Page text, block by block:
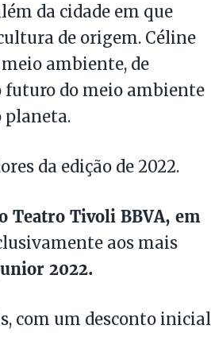
da cidade em que
de origem. Céline
ambiente, de
do meio ambiente
planeta.
da edição de 2022.
Teatro Tivoli BBVA, em
aos mais
2022.
com um desconto inicial